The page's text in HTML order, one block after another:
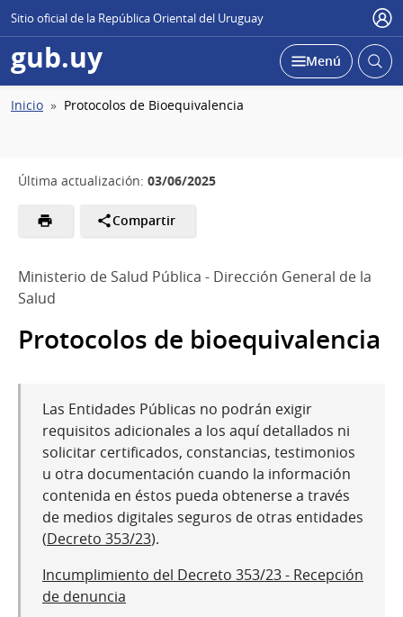
Sitio oficial de la República Oriental del Uruguay
gub.uy Desplegar
Menú Abrir
Ruta
Inicio Protocolos de Bioequivalencia
Última actualización: 03/06/2025
Compartir
Ministerio de Salud Pública - Dirección General de la
Salud
Protocolos de bioequivalencia
Las Entidades Públicas no podrán exigir
requisitos adicionales a los aquí detallados ni
solicitar certificados, constancias, testimonios
u otra documentación cuando la información
contenida en éstos pueda obtenerse a través
de medios digitales seguros de otras entidades
(Decreto 353/23).
Incumplimiento del Decreto 353/23 - Recepción
de denuncia